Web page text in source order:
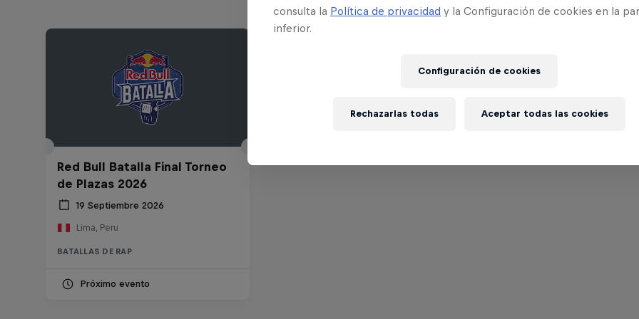
Red Bull Batalla Final Torneo
de Plazas 2026
19 Septiembre 2026
Lima, Peru
BATALLAS DE RAP
Próximo evento
consulta la Política de privacidad y la Configuración de cookies en la
inferior.
Configuración de cookies
Rechazarlas todas Aceptar todas las cookies